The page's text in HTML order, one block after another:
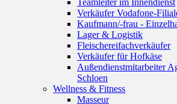
Teamleiter im Innendienst
Verkäufer Vodafone-
Kaufmann/-frau -
Lager & Logistik
Fleischereifachverkäufer
Verkäufer für Hofkäse
Außendienstmitarbeiter
Schloen
Wellness & Fitness
Masseur